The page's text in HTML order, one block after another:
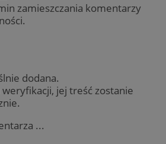
zamieszczania komentarzy
dodana.
jej treść zostanie
...